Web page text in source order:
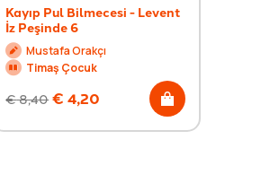
Kayıp Pul Bilmecesi - Levent
İz Peşinde 6
Mustafa Orakçı
Timaş Çocuk
€8,40 € 4,20